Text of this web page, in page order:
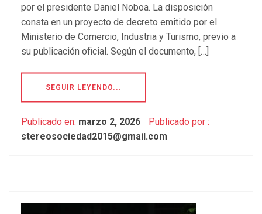
por el presidente Daniel Noboa. La disposición
consta en un proyecto de decreto emitido por el
Ministerio de Comercio, Industria y Turismo, previo a
su publicación oficial. Según el documento, […]
SEGUIR LEYENDO...
Publicado en: marzo 2, 2026
Publicado por :
stereosociedad2015@gmail.com